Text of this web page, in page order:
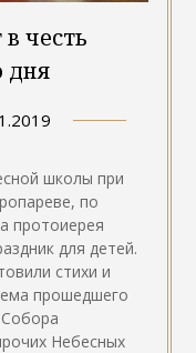
честь
дня
школы при
по
протоиерея
для детей.
стихи и
прошедшего
Собора
Небесных